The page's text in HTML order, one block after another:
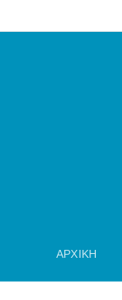
ΑΡΧΙΚΗ